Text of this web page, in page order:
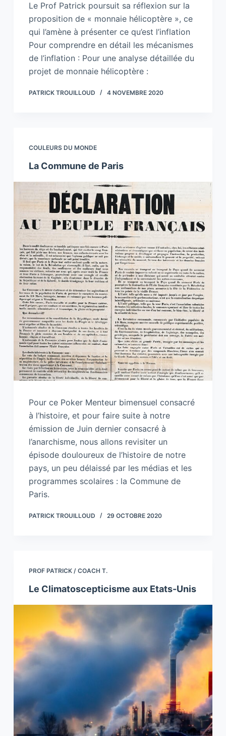
Le Prof Patrick poursuit sa réflexion sur la
proposition de « monnaie hélicoptère », ce
qui l’amène à présenter ce qu’est l’inflation
Pour comprendre en détail les mécanismes
de l’inflation : Pour une analyse détaillée du
projet de monnaie hélicoptère :
PATRICK TROUILLOUD 4 NOVEMBRE 2020
COULEURS DU MONDE
La Commune de Paris
Pour ce Poker Menteur bimensuel consacré
à l’histoire, et pour faire suite à notre
émission de Juin dernier consacré à
l’anarchisme, nous allons revisiter un
épisode douloureux de l’histoire de notre
pays, un peu délaissé par les médias et les
programmes scolaires : la Commune de
Paris.
PATRICK TROUILLOUD 29 OCTOBRE 2020
PROF PATRICK / COACH T.
Le Climatoscepticisme aux Etats-Unis